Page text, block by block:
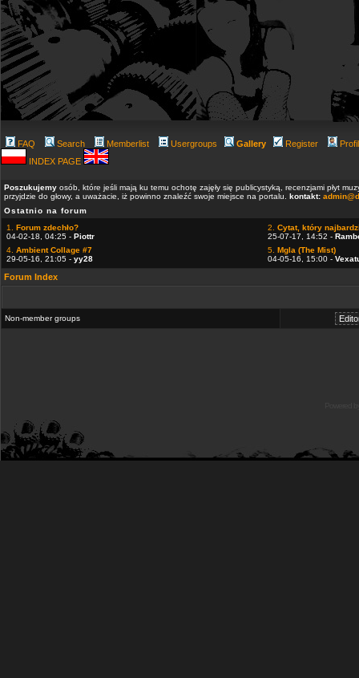
FAQ Search Memberlist Usergroups Gallery Register
INDEX PAGE
Poszukujemy osób, które jeśli mają ku temu ochotę zajęły się publicystyką, recenzjami płyt
przyjdzie do głowy, a uważacie, iż powinno znaleźć swoje miejsce na portalu. kontakt:
Ostatnio na forum
1. Forum zdechło?
04-02-18, 04:25 - Piottr
2. Cytat, który
25-07-17, 14:52 -
4. Ambient Collage #7
29-05-16, 21:05 - yy28
5. Mgla (The Mist)
04-05-16, 15:00 -
Forum Index
Non-member groups